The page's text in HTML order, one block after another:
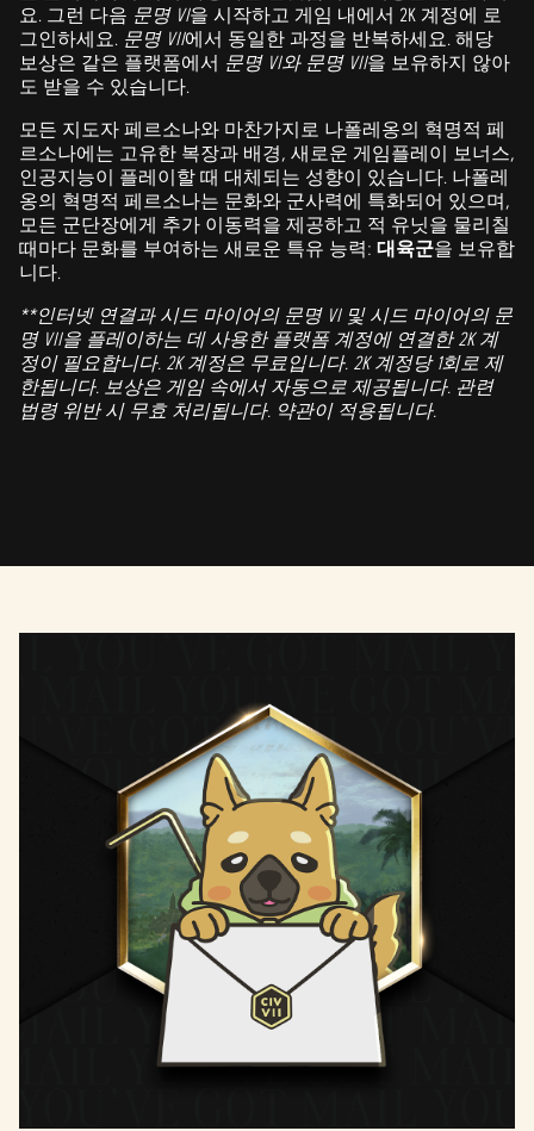
요. 그런 다음 문명 VI을 시작하고 게임 내에서 2K 계정에 로
그인하세요. 문명 VII에서 동일한 과정을 반복하세요. 해당
보상은 같은 플랫폼에서 문명 VI와 문명 VII을 보유하지 않아
도 받을 수 있습니다.
모든 지도자 페르소나와 마찬가지로 나폴레옹의 혁명적 페
르소나에는 고유한 복장과 배경, 새로운 게임플레이 보너스,
인공지능이 플레이할 때 대체되는 성향이 있습니다. 나폴레
옹의 혁명적 페르소나는 문화와 군사력에 특화되어 있으며,
모든 군단장에게 추가 이동력을 제공하고 적 유닛을 물리칠
때마다 문화를 부여하는 새로운 특유 능력: 대육군을 보유합
니다.
**인터넷 연결과 시드 마이어의 문명 VI 및 시드 마이어의 문
명 VII을 플레이하는 데 사용한 플랫폼 계정에 연결한 2K 계
정이 필요합니다. 2K 계정은 무료입니다. 2K 계정당 1회로 제
한됩니다. 보상은 게임 속에서 자동으로 제공됩니다. 관련
법령 위반 시 무효 처리됩니다. 약관이 적용됩니다.